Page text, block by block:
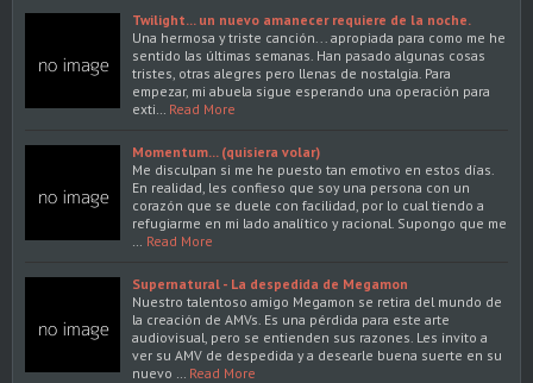
Twilight... un nuevo amanecer requiere de la noche.
Una hermosa y triste canción... apropiada para como me he
sentido las últimas semanas. Han pasado algunas cosas
tristes, otras alegres pero llenas de nostalgia. Para
empezar, mi abuela sigue esperando una operación para
exti…
Read More
Momentum... (quisiera volar)
Me disculpan si me he puesto tan emotivo en estos días.
En realidad, les confieso que soy una persona con un
corazón que se duele con facilidad, por lo cual tiendo a
refugiarme en mi lado analítico y racional. Supongo que me
Read More
Supernatural - La despedida de Megamon
Nuestro talentoso amigo Megamon se retira del mundo de
la creación de AMVs. Es una pérdida para este arte
audiovisual, pero se entienden sus razones. Les invito a
ver su AMV de despedida y a desearle buena suerte en su
nuevo …
Read More